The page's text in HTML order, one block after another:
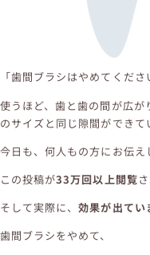
「歯間ブラシはやめてくださ
使うほど、歯と歯の間が広
のサイズと同じ隙間ができて
今日も、何人もの方にお伝え
この投稿が33万回以上閲覧
そして実際に、効果が出てい
歯間ブラシをやめて、